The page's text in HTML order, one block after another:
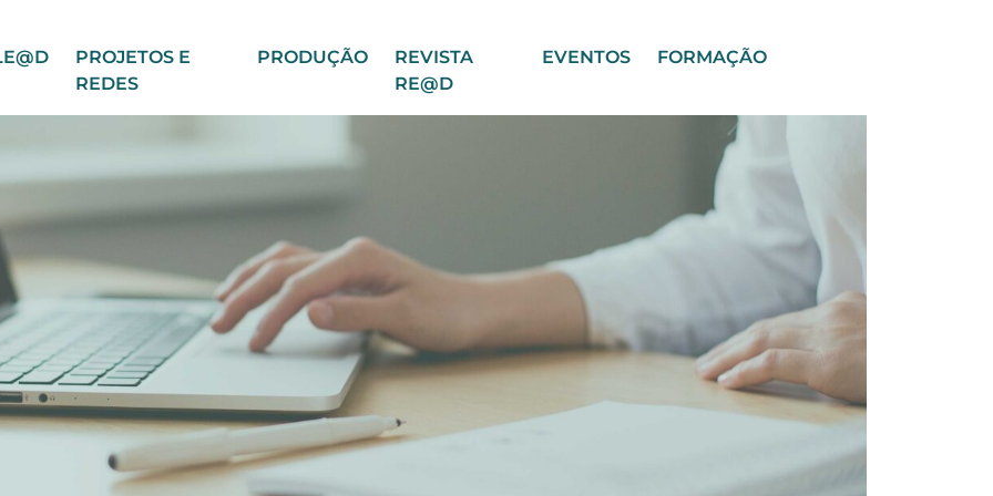
PROJETOS E
REDES
PRODUÇÃO
REVISTA
RE@D
EVENTOS FORMAÇÃO